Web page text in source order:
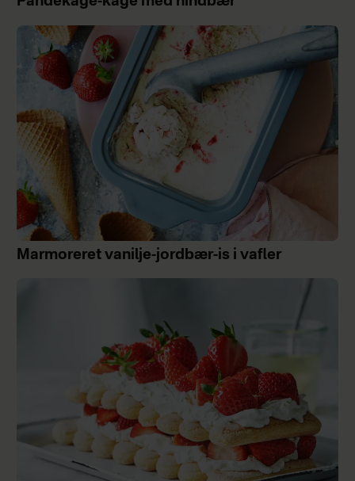
Marmoreret vanilje-jordbær-is i vafler